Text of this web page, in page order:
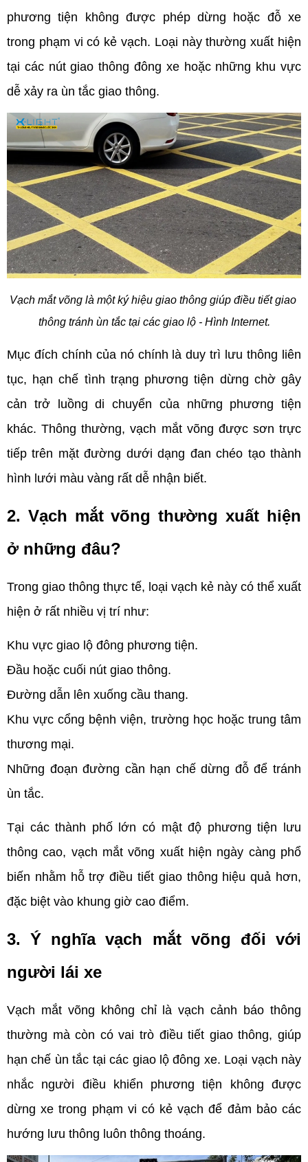
phương tiện không được phép dừng hoặc đỗ xe
trong phạm vi có kẻ vạch. Loại này thường xuất hiện
tại các nút giao thông đông xe hoặc những khu vực
dễ xảy ra ùn tắc giao thông.
Vạch mắt võng là một ký hiệu giao thông giúp điều tiết giao
thông tránh ùn tắc tại các giao lộ - Hình Internet.
Mục đích chính của nó chính là duy trì lưu thông liên
tục, hạn chế tình trạng phương tiện dừng chờ gây
cản trở luồng di chuyển của những phương tiện
khác. Thông thường, vạch mắt võng được sơn trực
tiếp trên mặt đường dưới dạng đan chéo tạo thành
hình lưới màu vàng rất dễ nhận biết.
2. Vạch mắt võng thường xuất hiện
ở những đâu?
Trong giao thông thực tế, loại vạch kẻ này có thể xuất
hiện ở rất nhiều vị trí như:
Khu vực giao lộ đông phương tiện.
Đầu hoặc cuối nút giao thông.
Đường dẫn lên xuống cầu thang.
Khu vực cổng bệnh viện, trường học hoặc trung tâm
thương mại.
Những đoạn đường cần hạn chế dừng đỗ để tránh
ùn tắc.
Tại các thành phố lớn có mật độ phương tiện lưu
thông cao, vạch mắt võng xuất hiện ngày càng phổ
biến nhằm hỗ trợ điều tiết giao thông hiệu quả hơn,
đặc biệt vào khung giờ cao điểm.
3. Ý nghĩa vạch mắt võng đối với
người lái xe
Vạch mắt võng không chỉ là vạch cảnh báo thông
thường mà còn có vai trò điều tiết giao thông, giúp
hạn chế ùn tắc tại các giao lộ đông xe. Loại vạch này
nhắc người điều khiển phương tiện không được
dừng xe trong phạm vi có kẻ vạch để đảm bảo các
hướng lưu thông luôn thông thoáng.